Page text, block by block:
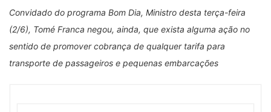
Convidado do programa Bom Dia, Ministro desta terça-feira
(2/6), Tomé Franca negou, ainda, que exista alguma ação no
sentido de promover cobrança de qualquer tarifa para
transporte de passageiros e pequenas embarcações